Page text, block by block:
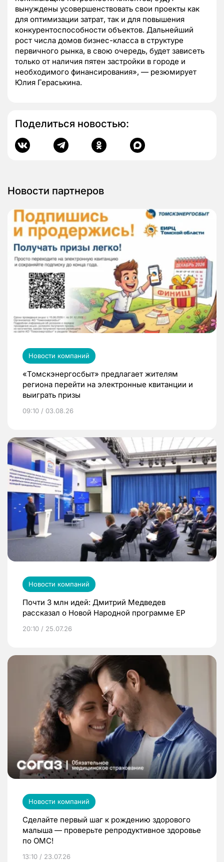
вынуждены усовершенствовать свои проекты как
для оптимизации затрат, так и для повышения
конкурентоспособности объектов. Дальнейший
рост числа домов бизнес-класса в структуре
первичного рынка, в свою очередь, будет зависеть
только от наличия пятен застройки в городе и
необходимого финансирования», — резюмирует
Юлия Гераськина.
Поделиться новостью:
Новости партнеров
Новости компаний
«Томскэнергосбыт» предлагает жителям
региона перейти на электронные квитанции и
выиграть призы
09:10 / 03.08.26
Новости компаний
Почти 3 млн идей: Дмитрий Медведев
рассказал о Новой Народной программе ЕР
20:10 / 25.07.26
Новости компаний
Сделайте первый шаг к рождению здорового
малыша — проверьте репродуктивное здоровье
по ОМС!
13:10 / 23.07.26